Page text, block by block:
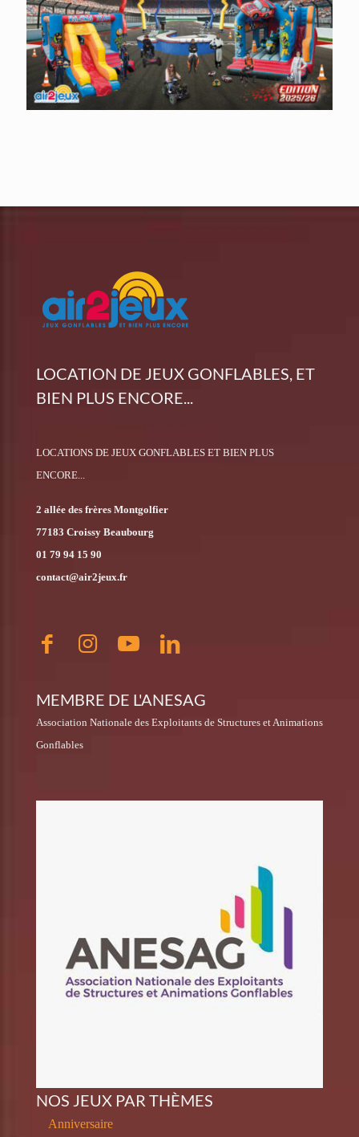
LOCATION DE JEUX GONFLABLES, ET
BIEN PLUS ENCORE...
LOCATIONS DE JEUX GONFLABLES ET BIEN PLUS
ENCORE...
2 allée des frères Montgolfier
77183 Croissy Beaubourg
01 79 94 15 90
contact@air2jeux.fr
MEMBRE DE L'ANESAG
Association Nationale des Exploitants de Structures et Animations
Gonflables
NOS JEUX PAR THÈMES
Anniversaire